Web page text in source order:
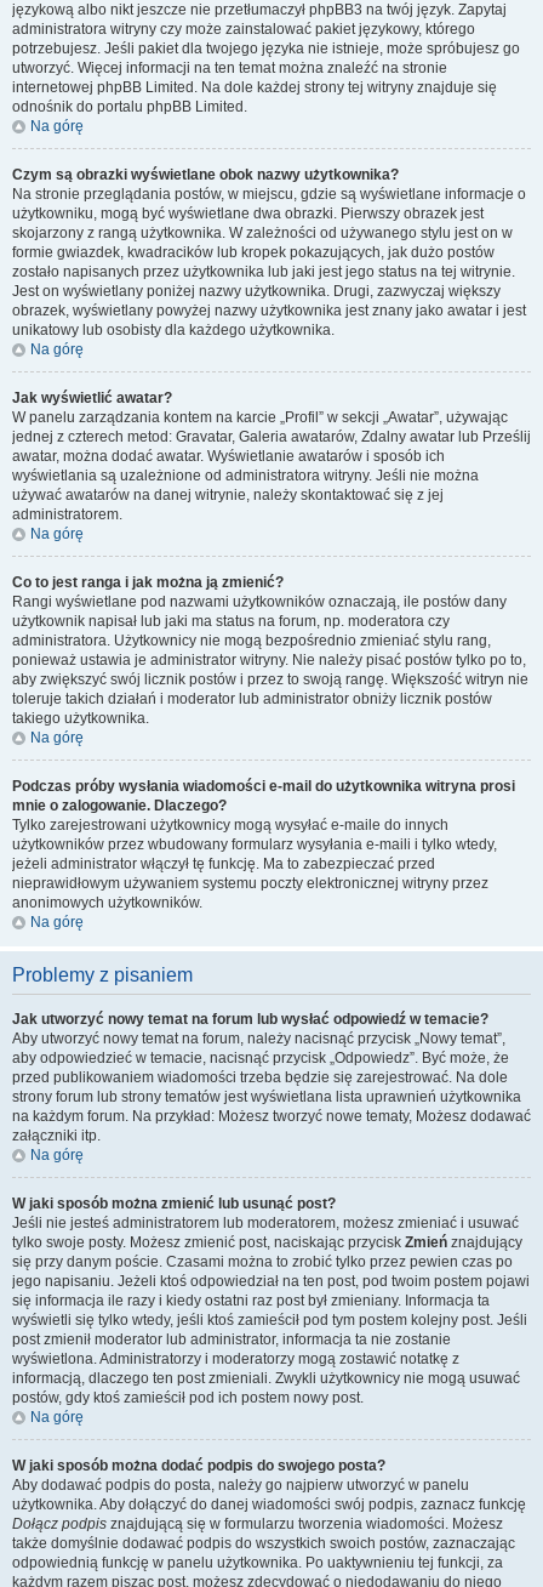
językową albo nikt jeszcze nie przetłumaczył phpBB3 na twój język. Zapytaj
administratora witryny czy może zainstalować pakiet językowy, którego
potrzebujesz. Jeśli pakiet dla twojego języka nie istnieje, może spróbujesz go
utworzyć. Więcej informacji na ten temat można znaleźć na stronie
internetowej phpBB Limited. Na dole każdej strony tej witryny znajduje się
odnośnik do portalu phpBB Limited.
Na górę
Czym są obrazki wyświetlane obok nazwy użytkownika?
Na stronie przeglądania postów, w miejscu, gdzie są wyświetlane informacje o
użytkowniku, mogą być wyświetlane dwa obrazki. Pierwszy obrazek jest
skojarzony z rangą użytkownika. W zależności od używanego stylu jest on w
formie gwiazdek, kwadracików lub kropek pokazujących, jak dużo postów
zostało napisanych przez użytkownika lub jaki jest jego status na tej witrynie.
Jest on wyświetlany poniżej nazwy użytkownika. Drugi, zazwyczaj większy
obrazek, wyświetlany powyżej nazwy użytkownika jest znany jako awatar i jest
unikatowy lub osobisty dla każdego użytkownika.
Na górę
Jak wyświetlić awatar?
W panelu zarządzania kontem na karcie „Profil” w sekcji „Awatar”, używając
jednej z czterech metod: Gravatar, Galeria awatarów, Zdalny awatar lub Prześlij
awatar, można dodać awatar. Wyświetlanie awatarów i sposób ich
wyświetlania są uzależnione od administratora witryny. Jeśli nie można
używać awatarów na danej witrynie, należy skontaktować się z jej
administratorem.
Na górę
Co to jest ranga i jak można ją zmienić?
Rangi wyświetlane pod nazwami użytkowników oznaczają, ile postów dany
użytkownik napisał lub jaki ma status na forum, np. moderatora czy
administratora. Użytkownicy nie mogą bezpośrednio zmieniać stylu rang,
ponieważ ustawia je administrator witryny. Nie należy pisać postów tylko po to,
aby zwiększyć swój licznik postów i przez to swoją rangę. Większość witryn nie
toleruje takich działań i moderator lub administrator obniży licznik postów
takiego użytkownika.
Na górę
Podczas próby wysłania wiadomości e-mail do użytkownika witryna prosi
mnie o zalogowanie. Dlaczego?
Tylko zarejestrowani użytkownicy mogą wysyłać e-maile do innych
użytkowników przez wbudowany formularz wysyłania e-maili i tylko wtedy,
jeżeli administrator włączył tę funkcję. Ma to zabezpieczać przed
nieprawidłowym używaniem systemu poczty elektronicznej witryny przez
anonimowych użytkowników.
Na górę
Problemy z pisaniem
Jak utworzyć nowy temat na forum lub wysłać odpowiedź w temacie?
Aby utworzyć nowy temat na forum, należy nacisnąć przycisk „Nowy temat”,
aby odpowiedzieć w temacie, nacisnąć przycisk „Odpowiedz”. Być może, że
przed publikowaniem wiadomości trzeba będzie się zarejestrować. Na dole
strony forum lub strony tematów jest wyświetlana lista uprawnień użytkownika
na każdym forum. Na przykład: Możesz tworzyć nowe tematy, Możesz dodawać
załączniki itp.
Na górę
W jaki sposób można zmienić lub usunąć post?
Jeśli nie jesteś administratorem lub moderatorem, możesz zmieniać i usuwać
tylko swoje posty. Możesz zmienić post, naciskając przycisk Zmień znajdujący
się przy danym poście. Czasami można to zrobić tylko przez pewien czas po
jego napisaniu. Jeżeli ktoś odpowiedział na ten post, pod twoim postem pojawi
się informacja ile razy i kiedy ostatni raz post był zmieniany. Informacja ta
wyświetli się tylko wtedy, jeśli ktoś zamieścił pod tym postem kolejny post. Jeśli
post zmienił moderator lub administrator, informacja ta nie zostanie
wyświetlona. Administratorzy i moderatorzy mogą zostawić notatkę z
informacją, dlaczego ten post zmieniali. Zwykli użytkownicy nie mogą usuwać
postów, gdy ktoś zamieścił pod ich postem nowy post.
Na górę
W jaki sposób można dodać podpis do swojego posta?
Aby dodawać podpis do posta, należy go najpierw utworzyć w panelu
użytkownika. Aby dołączyć do danej wiadomości swój podpis, zaznacz funkcję
Dołącz podpis znajdującą się w formularzu tworzenia wiadomości. Możesz
także domyślnie dodawać podpis do wszystkich swoich postów, zaznaczając
odpowiednią funkcję w panelu użytkownika. Po uaktywnieniu tej funkcji, za
każdym razem pisząc post, możesz zdecydować o niedodawaniu do niego